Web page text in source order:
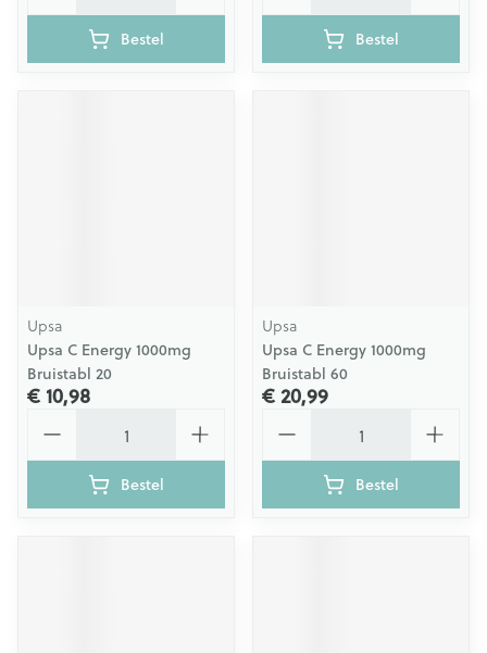
Bestel Bestel
Upsa
Upsa C Energy 1000mg
Bruistabl 20
€ 10,98
Bestel
Upsa
Upsa C Energy 1000mg
Bruistabl 60
€ 20,99
Bestel